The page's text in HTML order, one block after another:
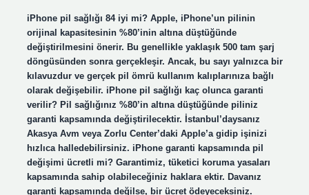
iPhone pil sağlığı 84 iyi mi? Apple, iPhone’un pilinin
orijinal kapasitesinin %80’inin altına düştüğünde
değiştirilmesini önerir. Bu genellikle yaklaşık 500 tam şarj
döngüsünden sonra gerçekleşir. Ancak, bu sayı yalnızca bir
kılavuzdur ve gerçek pil ömrü kullanım kalıplarınıza bağlı
olarak değişebilir. iPhone pil sağlığı kaç olunca garanti
verilir? Pil sağlığınız %80’in altına düştüğünde piliniz
garanti kapsamında değiştirilecektir. İstanbul’daysanız
Akasya Avm veya Zorlu Center’daki Apple’a gidip işinizi
hızlıca halledebilirsiniz. iPhone garanti kapsamında pil
değişimi ücretli mi? Garantimiz, tüketici koruma yasaları
kapsamında sahip olabileceğiniz haklara ektir. Davanız
garanti kapsamında değilse, bir ücret ödeyeceksiniz.